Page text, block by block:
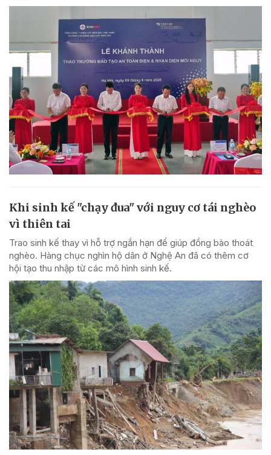
Khi sinh kế "chạy đua" với nguy cơ tái nghèo
vì thiên tai
Trao sinh kế thay vì hỗ trợ ngắn hạn để giúp đồng bào thoát
nghèo. Hàng chục nghìn hộ dân ở Nghệ An đã có thêm cơ
hội tạo thu nhập từ các mô hình sinh kế.